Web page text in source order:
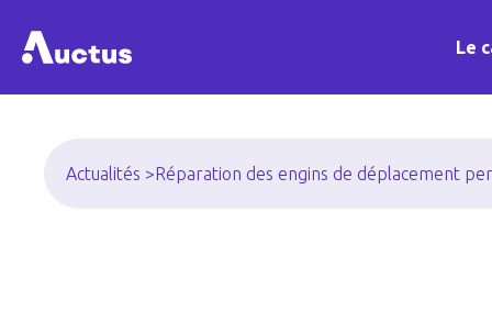
Le
Actualités >Réparation des engins de déplacement